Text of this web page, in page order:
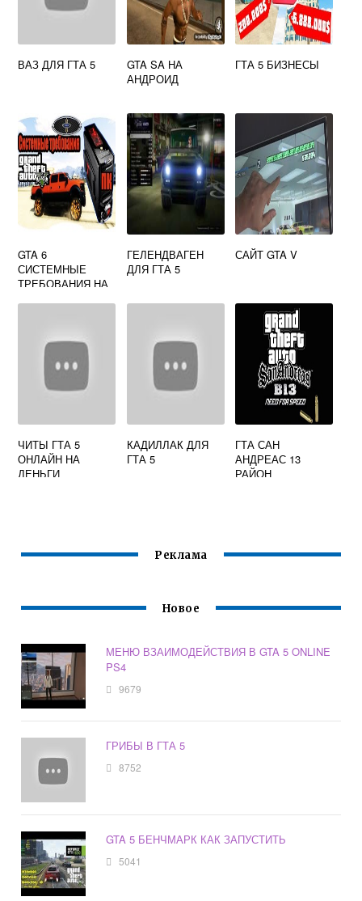
ВАЗ ДЛЯ ГТА 5
GTA SA НА
АНДРОИД
ГТА 5 БИЗНЕСЫ
GTA 6
СИСТЕМНЫЕ
ТРЕБОВАНИЯ НА
ГЕЛЕНДВАГЕН
ДЛЯ ГТА 5
САЙТ GTA V
ЧИТЫ ГТА 5
ОНЛАЙН НА
ДЕНЬГИ
КАДИЛЛАК ДЛЯ
ГТА 5
ГТА САН
АНДРЕАС 13
РАЙОН
Реклама
Новое
МЕНЮ ВЗАИМОДЕЙСТВИЯ В GTA 5 ONLINE
PS4
9679
ГРИБЫ В ГТА 5
8752
GTA 5 БЕНЧМАРК КАК ЗАПУСТИТЬ
5041